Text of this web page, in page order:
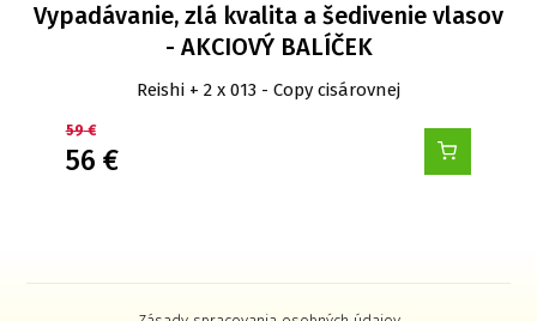
Vypadávanie, zlá kvalita a šedivenie vlasov
- AKCIOVÝ BALÍČEK
Reishi + 2 x 013 - Copy cisárovnej
59€
56 €